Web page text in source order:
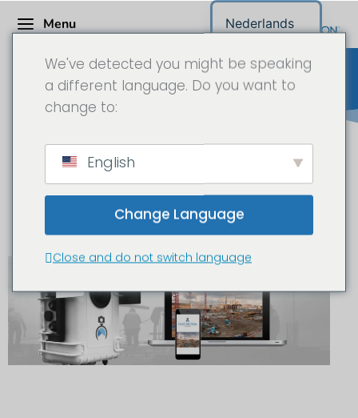
Menu
Bouwplaats Camera /
Longtime Time-Lapse Camera
Projectaanvraag
We've detected you might be speaking
a different language. Do you want to
change to:
English
Change Language
Close and do not switch language
Nederlands